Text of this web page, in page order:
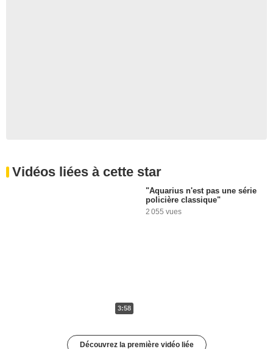
Vidéos liées à cette star
3:58
"Aquarius n'est pas une série
policière classique"
2 055 vues
Découvrez la première vidéo liée